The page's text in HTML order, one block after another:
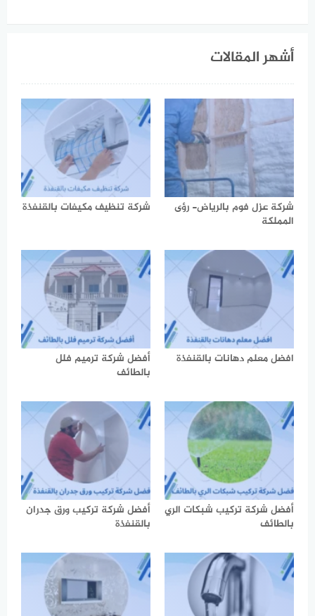
أشهر المقالات
شركة عزل فوم بالرياض- رؤى
المملكة
شركة تنظيف مكيفات بالقنفذة
افضل معلم دهانات بالقنفذة
أفضل شركة ترميم فلل
بالطائف
أفضل شركة تركيب شبكات الري
بالطائف
أفضل شركة تركيب ورق جدران
بالقنفذة